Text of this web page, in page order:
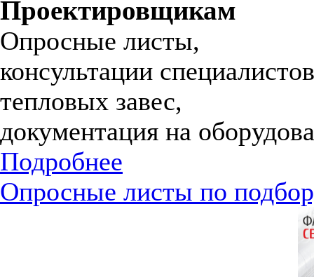
Проектировщикам
Опросные листы,
консультации
тепловых завес,
документация на
Подробнее
Опросные листы по